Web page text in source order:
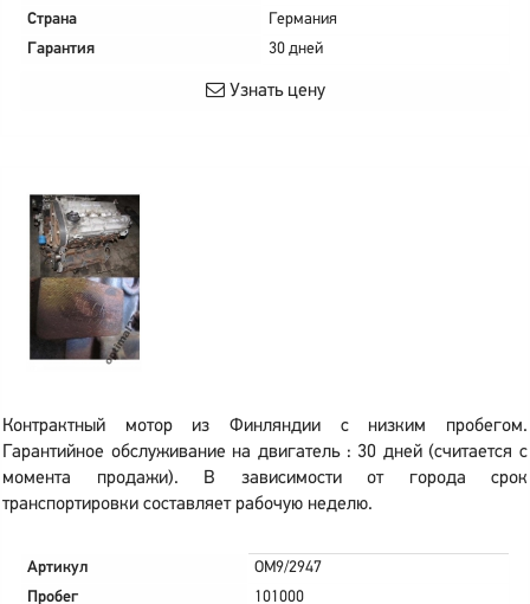
Страна
Германия
Гарантия
30 дней
Узнать цену
Контрактный мотор из Финляндии с низким пробегом.
Гарантийное обслуживание на двигатель : 30 дней (считается с
момента продажи). В зависимости от города срок
транспортировки составляет рабочую неделю.
Артикул
OM9/2947
Пробег
101000